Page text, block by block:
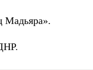
Мадьяра».